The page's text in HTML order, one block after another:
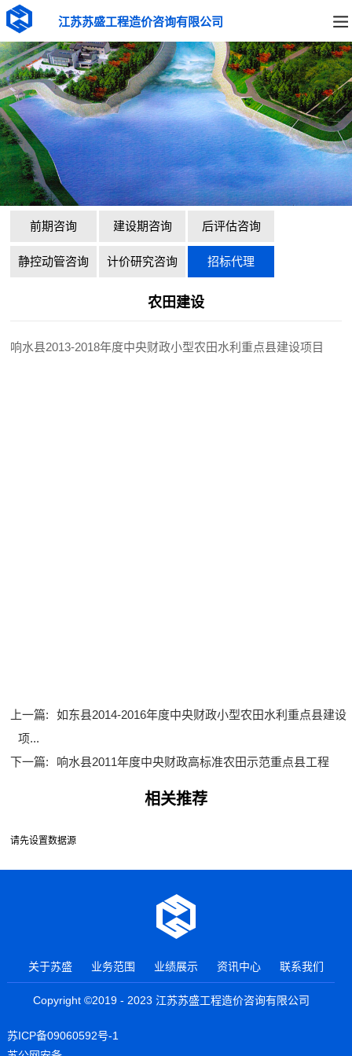
江苏苏盛工程造价咨询有限公司
前期咨询 建设期咨询 后评估咨询
静控动管咨询 计价研究咨询 招标代理
农田建设
响水县2013-2018年度中央财政小型农田水利重点县建设项目
上一篇:
如东县2014-2016年度中央财政小型农田水利重点县建设
项...
下一篇:
响水县2011年度中央财政高标准农田示范重点县工程
相关推荐
请先设置数据源
关于苏盛 业务范围 业绩展示 资讯中心 联系我们
Copyright ©2019 - 2023 江苏苏盛工程造价咨询有限公司
苏ICP备09060592号-1